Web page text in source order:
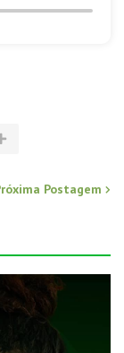
Postagem